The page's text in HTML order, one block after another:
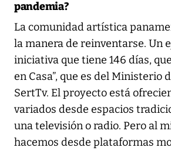
pandemia?
La comunidad artística
la manera de reinventarse. Un
iniciativa que tiene 146 días,
en Casa”, que es del Ministerio
SertTv. El proyecto está
variados desde espacios
una televisión o radio. Pero al
hacemos desde plataformas